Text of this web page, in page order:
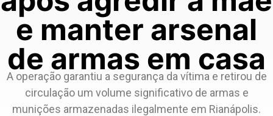
e manter arsenal
de armas em casa
A operação garantiu a segurança da vítima e retirou de
circulação um volume significativo de armas e
munições armazenadas ilegalmente em Rianápolis.